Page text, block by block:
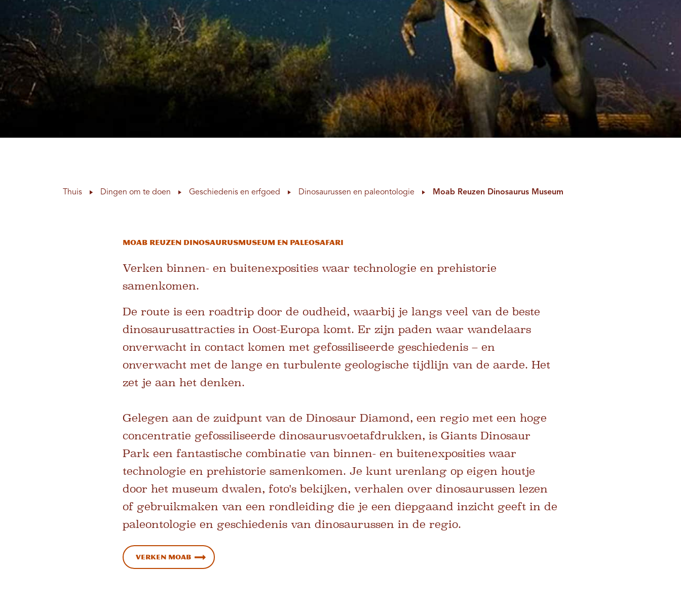
Thuis Dingen om te doen Geschiedenis en erfgoed Dinosaurussen en paleontologie Moab Reuzen Dinosaurus Museum
Moab Reuzen Dinosaurusmuseum en Paleosafari
Verken binnen- en buitenexposities waar technologie en prehistorie
samenkomen.
De route is een roadtrip door de oudheid, waarbij je langs veel van de beste
dinosaurusattracties in Oost-Europa komt. Er zijn paden waar wandelaars
onverwacht in contact komen met gefossiliseerde geschiedenis – en
onverwacht met de lange en turbulente geologische tijdlijn van de aarde. Het
zet je aan het denken.
Gelegen aan de zuidpunt van de Dinosaur Diamond, een regio met een hoge
concentratie gefossiliseerde dinosaurusvoetafdrukken, is Giants Dinosaur
Park een fantastische combinatie van binnen- en buitenexposities waar
technologie en prehistorie samenkomen. Je kunt urenlang op eigen houtje
door het museum dwalen, foto's bekijken, verhalen over dinosaurussen lezen
of gebruikmaken van een rondleiding die je een diepgaand inzicht geeft in de
paleontologie en geschiedenis van dinosaurussen in de regio.
Verken Moab